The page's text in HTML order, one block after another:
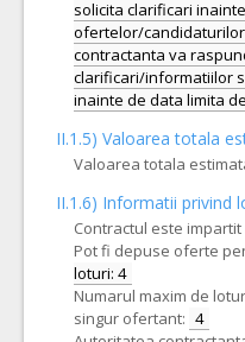
solicita clarificari
ofertelor/
contractanta va
clarificari/informatiilor
inainte de data limita
II.1.5) Valoarea totala
Valoarea totala
II.1.6) Informatii privind
Contractul este impartit
Pot fi depuse oferte
loturi: 4
Numarul maxim de
singur ofertant: 4